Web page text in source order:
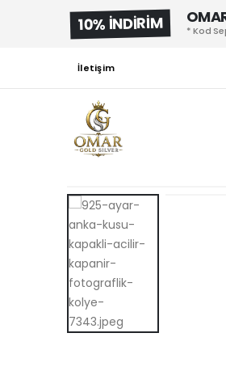
10% İNDİRİM * Kod
İletişim